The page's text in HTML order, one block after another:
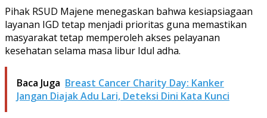
Pihak RSUD Majene menegaskan bahwa kesiapsiagaan
layanan IGD tetap menjadi prioritas guna memastikan
masyarakat tetap memperoleh akses pelayanan
kesehatan selama masa libur Idul adha.
Baca Juga Breast Cancer Charity Day: Kanker
Jangan Diajak Adu Lari, Deteksi Dini Kata Kunci